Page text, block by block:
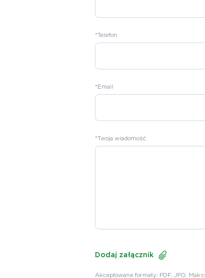
*Telefon
*Email
*Twoja wiadomość
Dodaj załącznik
Akceptowane formaty: PDF, JPG.